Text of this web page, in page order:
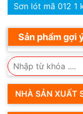
Sơn lót mã 012 1
Sản phẩm gợi
NHÀ SẢN XUẤT